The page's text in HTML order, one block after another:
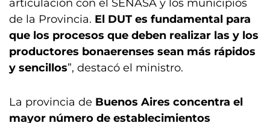
articulación con el SENASA y los municipios
de la Provincia. El DUT es fundamental para
que los procesos que deben realizar las y los
productores bonaerenses sean más rápidos
y sencillos”, destacó el ministro.
La provincia de Buenos Aires concentra el
mayor número de establecimientos